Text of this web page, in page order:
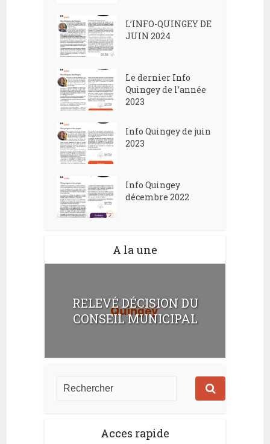
L’INFO-QUINGEY DE
JUIN 2024
Le dernier Info
Quingey de l’année
2023
Info Quingey de juin
2023
Info Quingey
décembre 2022
A la une
RELEVÉ DÉCISION DU
CONSEIL MUNICIPAL
Acces rapide